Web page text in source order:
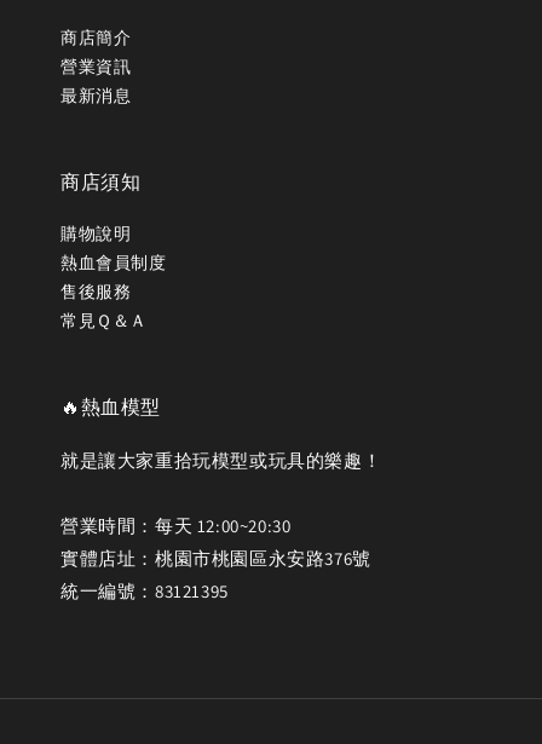
商店簡介
營業資訊
最新消息
商店須知
購物說明
熱血會員制度
售後服務
常見Ｑ＆Ａ
🔥熱血模型
就是讓大家重拾玩模型或玩具的樂趣！
營業時間：每天 12:00~20:30
實體店址：桃園市桃園區永安路376號
統一編號：83121395